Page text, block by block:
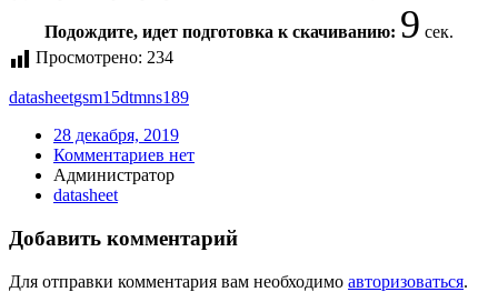
Подождите, идет подготовка к скачиванию: 9 сек.
Просмотрено: 234
datasheetgsm15dtmns189
28 декабря, 2019
Комментариев нет
Администратор
datasheet
Добавить комментарий
Для отправки комментария вам необходимо авторизоваться.